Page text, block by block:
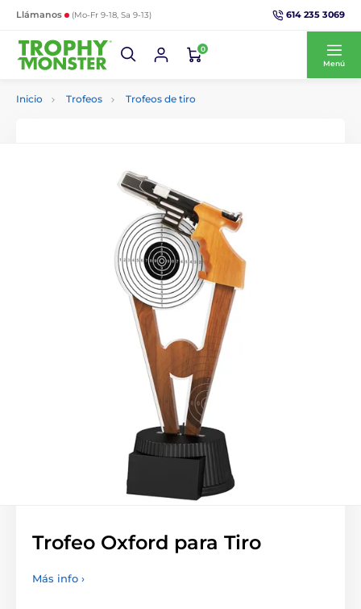
Llámanos (Mo-Fr 9-18, Sa 9-13) 614 235 3069
0
Menú
Inicio Trofeos Trofeos de tiro
Trofeo Oxford para Tiro
Más info ›